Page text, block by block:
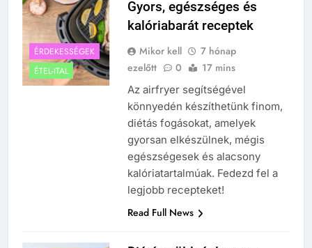
ÉRDEKESSÉGEK
ÉTEL-ITAL
Gyors, egészséges és
kalóriabarát receptek
Mikor kell
7 hónap
ezelőtt
0 17 mins
Az airfryer segítségével
könnyedén készíthetünk finom,
diétás fogásokat, amelyek
gyorsan elkészülnek, mégis
egészségesek és alacsony
kalóriatartalmúak. Fedezd fel a
legjobb recepteket!
Read Full News